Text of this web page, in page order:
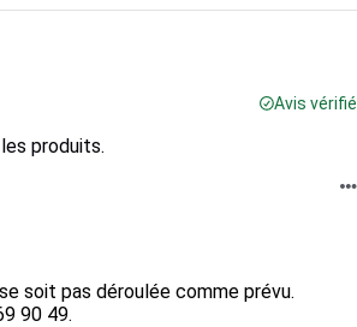
Avis vérifié
produits.
soit pas déroulée comme prévu.
90 49.